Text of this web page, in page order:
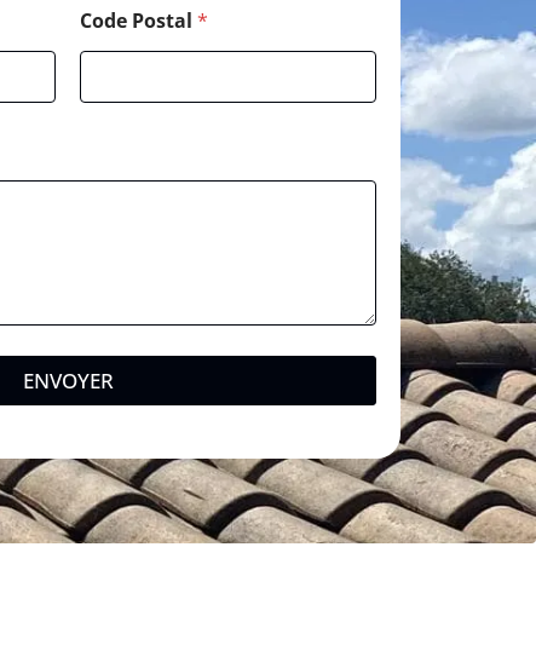
Code Postal *
ENVOYER